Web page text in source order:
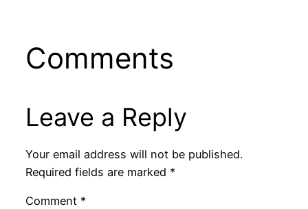
Comments
Leave a Reply
Your email address will not be published.
Required fields are marked *
Comment *